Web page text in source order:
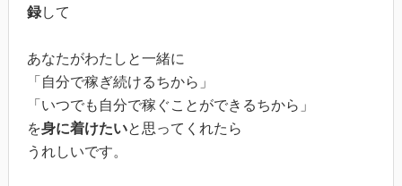
録して
あなたがわたしと一緒に
「自分で稼ぎ続けるちから」
「いつでも自分で稼ぐことができるちから」
を身に着けたいと思ってくれたら
うれしいです。